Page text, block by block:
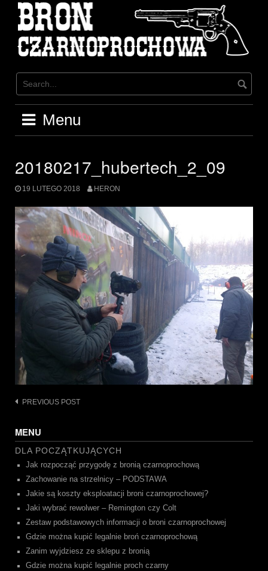
content
Menu
20180217_hubertech_2_09
19 LUTEGO 2018 HERON
Post
PREVIOUS POST
MENU
DLA POCZĄTKUJĄCYCH
Jak rozpocząć przygodę z bronią czarnoprochową
Zachowanie na strzelnicy – PODSTAWA
Jakie są koszty eksploatacji broni czarnoprochowej?
Jaki wybrać rewolwer – Remington czy Colt
Zestaw podstawowych informacji o broni czarnoprochowej
Gdzie można kupić legalnie broń czarnoprochową
Zanim wyjdziesz ze sklepu z bronią
Gdzie można kupić legalnie proch czarny